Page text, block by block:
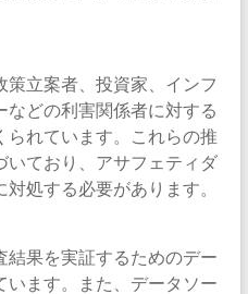
策立案者、投資家、インフ
どの利害関係者に対する
れています。これらの推
いており、アサフェティダ
処する必要があります。
果を実証するためのデー
います。また、データソー